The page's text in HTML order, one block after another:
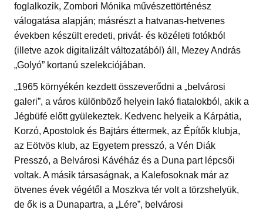
foglalkozik, Zombori Mónika művészettörténész
válogatása alapján; másrészt a hatvanas-hetvenes
években készült eredeti, privát- és közéleti fotókból
(illetve azok digitalizált változatából) áll, Mezey András
„Golyó” kortanú szelekciójában.
„1965 környékén kezdett összeverődni a „belvárosi
galeri”, a város különböző helyein lakó fiatalokból, akik a
Jégbüfé előtt gyülekeztek. Kedvenc helyeik a Kárpátia,
Korzó, Apostolok és Bajtárs éttermek, az Építők klubja,
az Eötvös klub, az Egyetem presszó, a Vén Diák
Presszó, a Belvárosi Kávéház és a Duna part lépcsői
voltak. A másik társaságnak, a Kalefosoknak már az
ötvenes évek végétől a Moszkva tér volt a törzshelyük,
de ők is a Dunapartra, a „Lére”, belvárosi